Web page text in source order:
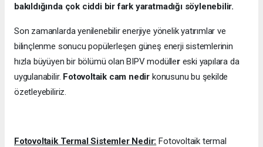
bakıldığında çok ciddi bir fark yaratmadığı söylenebilir.
Son zamanlarda yenilenebilir enerjiye yönelik yatırımlar ve
bilinçlenme sonucu popülerleşen güneş enerji sistemlerinin
hızla büyüyen bir bölümü olan BIPV modüller eski yapılara da
uygulanabilir. Fotovoltaik cam nedir konusunu bu şekilde
özetleyebiliriz.
Fotovoltaik Termal Sistemler Nedir: Fotovoltaik termal